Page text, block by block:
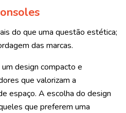
do que uma questão estética;
das marcas.
design compacto e
que valorizam a
espaço. A escolha do design
que preferem uma